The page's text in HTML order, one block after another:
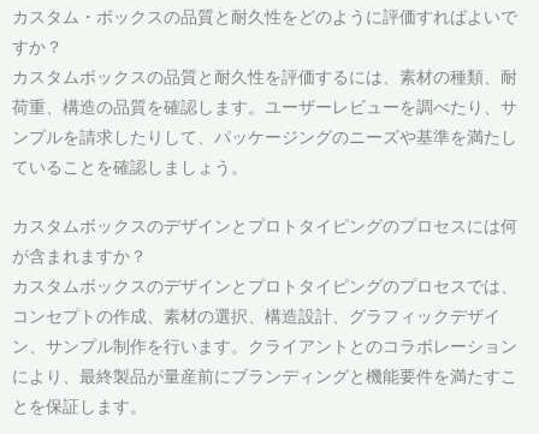
カスタム・ボックスの品質と耐久性をどのように評価すればよいで
すか？
カスタムボックスの品質と耐久性を評価するには、素材の種類、耐
荷重、構造の品質を確認します。ユーザーレビューを調べたり、サ
ンプルを請求したりして、パッケージングのニーズや基準を満たし
ていることを確認しましょう。
カスタムボックスのデザインとプロトタイピングのプロセスには何
が含まれますか？
カスタムボックスのデザインとプロトタイピングのプロセスでは、
コンセプトの作成、素材の選択、構造設計、グラフィックデザイ
ン、サンプル制作を行います。クライアントとのコラボレーション
により、最終製品が量産前にブランディングと機能要件を満たすこ
とを保証します。